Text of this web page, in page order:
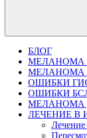
БЛОГ
МЕЛАНОМА
МЕЛАНОМА
ОШИБКИ
ОШИБКИ
МЕЛАНОМА
ЛЕЧЕНИЕ В